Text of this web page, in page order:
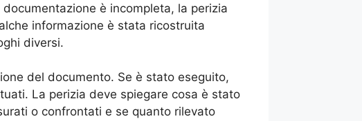
è incompleta, la perizia
informazione è stata ricostruita
diversi.
del documento. Se è stato eseguito,
La perizia deve spiegare cosa è stato
o confrontati e se quanto rilevato